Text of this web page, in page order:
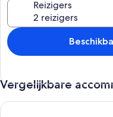
Reizigers
Vergelijkbare
Villa met tuin, zeer huilt,